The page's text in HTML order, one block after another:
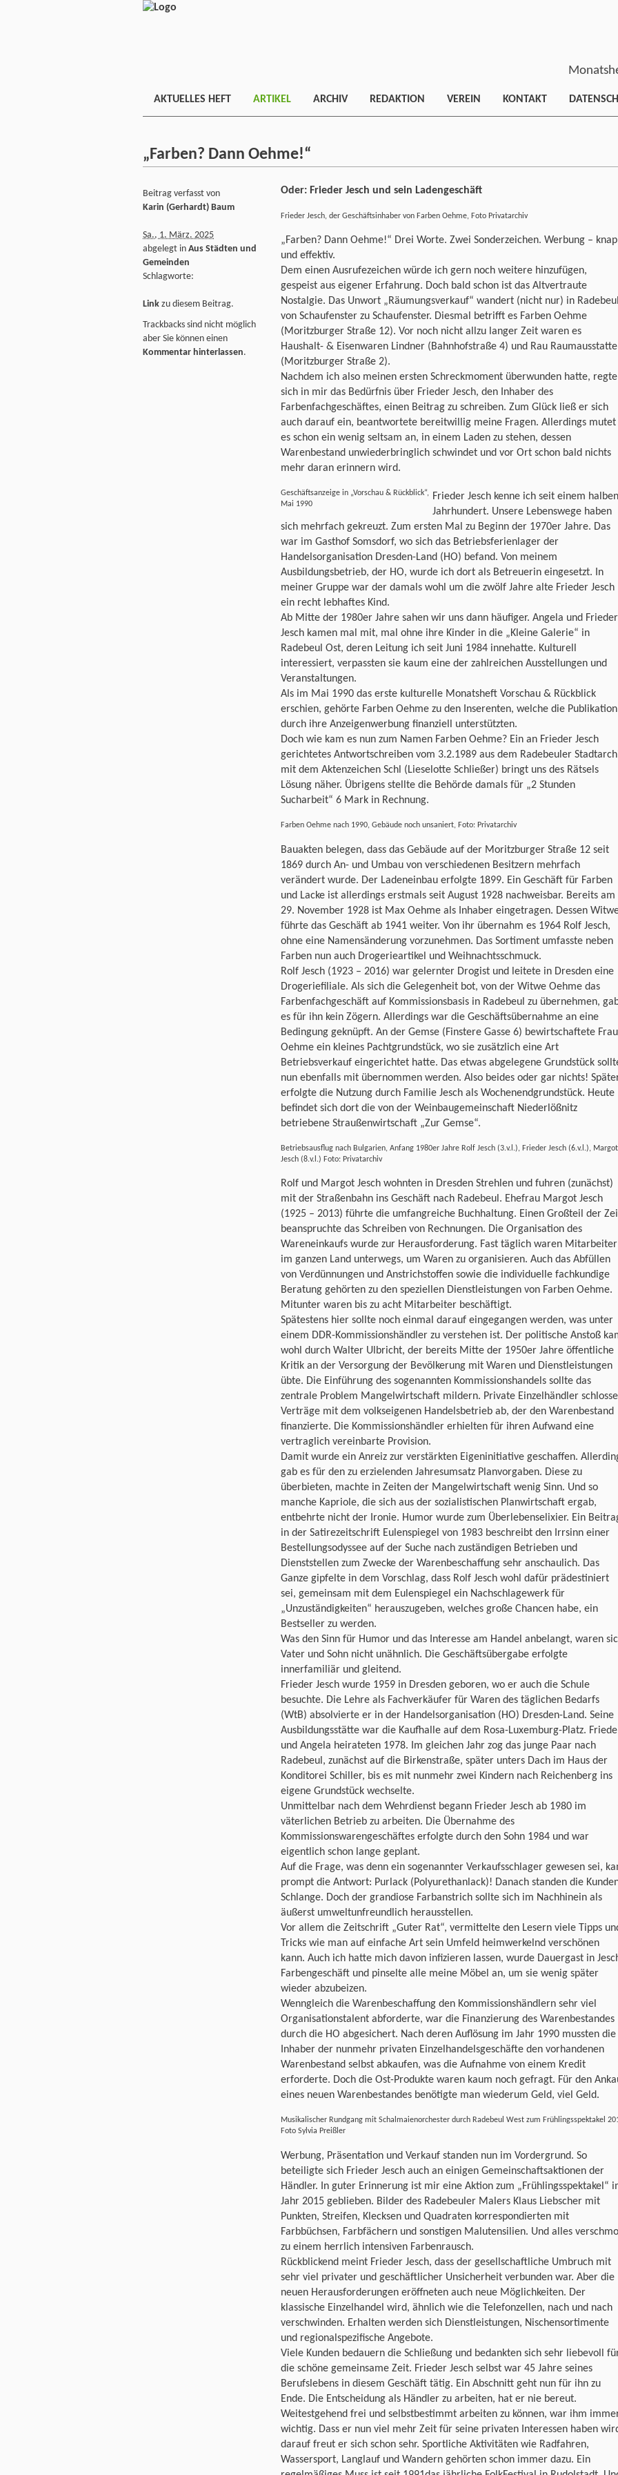
AKTUELLES HEFT ARTIKEL ARCHIV REDAKTION VEREIN KONTAKT
„Farben? Dann Oehme!“
Oder: Frieder Jesch und sein Ladengeschäft
Frieder Jesch, der Geschäftsinhaber von Farben Oehme, Foto Privatarchiv
„Farben? Dann Oehme!“ Drei Worte. Zwei Sonderzeichen. Werbung –
und effektiv.
Dem einen Ausrufezeichen würde ich gern noch weitere hinzufügen,
gespeist aus eigener Erfahrung. Doch bald schon ist das Altvertraute
Nostalgie. Das Unwort „Räumungsverkauf“ wandert (nicht nur) in
von Schaufenster zu Schaufenster. Diesmal betrifft es Farben Oehme
(Moritzburger Straße 12). Vor noch nicht allzu langer Zeit waren es
Haushalt- & Eisenwaren Lindner (Bahnhofstraße 4) und Rau
(Moritzburger Straße 2).
Nachdem ich also meinen ersten Schreckmoment überwunden hatte, regte
sich in mir das Bedürfnis über Frieder Jesch, den Inhaber des
Farbenfachgeschäftes, einen Beitrag zu schreiben. Zum Glück ließ er sich
auch darauf ein, beantwortete bereitwillig meine Fragen. Allerdings mutet
es schon ein wenig seltsam an, in einem Laden zu stehen, dessen
Warenbestand unwiederbringlich schwindet und vor Ort schon bald nichts
mehr daran erinnern wird.
Geschäftsanzeige in „Vorschau & Rückblick“,
Mai 1990
Frieder Jesch kenne ich seit einem halben
Jahrhundert. Unsere Lebenswege haben
sich mehrfach gekreuzt. Zum ersten Mal zu Beginn der 1970er Jahre. Das
war im Gasthof Somsdorf, wo sich das Betriebsferienlager der
Handelsorganisation Dresden-Land (HO) befand. Von meinem
Ausbildungsbetrieb, der HO, wurde ich dort als Betreuerin eingesetzt. In
meiner Gruppe war der damals wohl um die zwölf Jahre alte Frieder Jesch
ein recht lebhaftes Kind.
Ab Mitte der 1980er Jahre sahen wir uns dann häufiger. Angela und Frieder
Jesch kamen mal mit, mal ohne ihre Kinder in die „Kleine Galerie“ in
Radebeul Ost, deren Leitung ich seit Juni 1984 innehatte. Kulturell
interessiert, verpassten sie kaum eine der zahlreichen Ausstellungen und
Veranstaltungen.
Als im Mai 1990 das erste kulturelle Monatsheft Vorschau & Rückblick
erschien, gehörte Farben Oehme zu den Inserenten, welche die Publikation
durch ihre Anzeigenwerbung finanziell unterstützten.
Doch wie kam es nun zum Namen Farben Oehme? Ein an Frieder Jesch
gerichtetes Antwortschreiben vom 3.2.1989 aus dem Radebeuler
mit dem Aktenzeichen Schl (Lieselotte Schließer) bringt uns des Rätsels
Lösung näher. Übrigens stellte die Behörde damals für „2 Stunden
Sucharbeit“ 6 Mark in Rechnung.
Farben Oehme nach 1990, Gebäude noch unsaniert, Foto: Privatarchiv
Bauakten belegen, dass das Gebäude auf der Moritzburger Straße 12 seit
1869 durch An- und Umbau von verschiedenen Besitzern mehrfach
verändert wurde. Der Ladeneinbau erfolgte 1899. Ein Geschäft für Farben
und Lacke ist allerdings erstmals seit August 1928 nachweisbar. Bereits am
29. November 1928 ist Max Oehme als Inhaber eingetragen. Dessen
führte das Geschäft ab 1941 weiter. Von ihr übernahm es 1964 Rolf Jesch,
ohne eine Namensänderung vorzunehmen. Das Sortiment umfasste neben
Farben nun auch Drogerieartikel und Weihnachtsschmuck.
Rolf Jesch (1923 – 2016) war gelernter Drogist und leitete in Dresden eine
Drogeriefiliale. Als sich die Gelegenheit bot, von der Witwe Oehme das
Farbenfachgeschäft auf Kommissionsbasis in Radebeul zu übernehmen,
es für ihn kein Zögern. Allerdings war die Geschäftsübernahme an eine
Bedingung geknüpft. An der Gemse (Finstere Gasse 6) bewirtschaftete Frau
Oehme ein kleines Pachtgrundstück, wo sie zusätzlich eine Art
Betriebsverkauf eingerichtet hatte. Das etwas abgelegene Grundstück
nun ebenfalls mit übernommen werden. Also beides oder gar nichts!
erfolgte die Nutzung durch Familie Jesch als Wochenendgrundstück. Heute
befindet sich dort die von der Weinbaugemeinschaft Niederlößnitz
betriebene Straußenwirtschaft „Zur Gemse“.
Betriebsausflug nach Bulgarien, Anfang 1980er Jahre Rolf Jesch (3.v.l.), Frieder Jesch (6.v.l.), Margot
Jesch (8.v.l.) Foto: Privatarchiv
Rolf und Margot Jesch wohnten in Dresden Strehlen und fuhren (zunächst)
mit der Straßenbahn ins Geschäft nach Radebeul. Ehefrau Margot Jesch
(1925 – 2013) führte die umfangreiche Buchhaltung. Einen Großteil der
beanspruchte das Schreiben von Rechnungen. Die Organisation des
Wareneinkaufs wurde zur Herausforderung. Fast täglich waren Mitarbeiter
im ganzen Land unterwegs, um Waren zu organisieren. Auch das Abfüllen
von Verdünnungen und Anstrichstoffen sowie die individuelle fachkundige
Beratung gehörten zu den speziellen Dienstleistungen von Farben Oehme.
Mitunter waren bis zu acht Mitarbeiter beschäftigt.
Spätestens hier sollte noch einmal darauf eingegangen werden, was unter
einem DDR-Kommissionshändler zu verstehen ist. Der politische Anstoß
wohl durch Walter Ulbricht, der bereits Mitte der 1950er Jahre öffentliche
Kritik an der Versorgung der Bevölkerung mit Waren und Dienstleistungen
übte. Die Einführung des sogenannten Kommissionshandels sollte das
zentrale Problem Mangelwirtschaft mildern. Private Einzelhändler
Verträge mit dem volkseigenen Handelsbetrieb ab, der den Warenbestand
finanzierte. Die Kommissionshändler erhielten für ihren Aufwand eine
vertraglich vereinbarte Provision.
Damit wurde ein Anreiz zur verstärkten Eigeninitiative geschaffen.
gab es für den zu erzielenden Jahresumsatz Planvorgaben. Diese zu
überbieten, machte in Zeiten der Mangelwirtschaft wenig Sinn. Und so
manche Kapriole, die sich aus der sozialistischen Planwirtschaft ergab,
entbehrte nicht der Ironie. Humor wurde zum Überlebenselixier. Ein
in der Satirezeitschrift Eulenspiegel von 1983 beschreibt den Irrsinn einer
Bestellungsodyssee auf der Suche nach zuständigen Betrieben und
Dienststellen zum Zwecke der Warenbeschaffung sehr anschaulich. Das
Ganze gipfelte in dem Vorschlag, dass Rolf Jesch wohl dafür prädestiniert
sei, gemeinsam mit dem Eulenspiegel ein Nachschlagewerk für
„Unzuständigkeiten“ herauszugeben, welches große Chancen habe, ein
Bestseller zu werden.
Was den Sinn für Humor und das Interesse am Handel anbelangt, waren
Vater und Sohn nicht unähnlich. Die Geschäftsübergabe erfolgte
innerfamiliär und gleitend.
Frieder Jesch wurde 1959 in Dresden geboren, wo er auch die Schule
besuchte. Die Lehre als Fachverkäufer für Waren des täglichen Bedarfs
(WtB) absolvierte er in der Handelsorganisation (HO) Dresden-Land. Seine
Ausbildungsstätte war die Kaufhalle auf dem Rosa-Luxemburg-Platz.
und Angela heirateten 1978. Im gleichen Jahr zog das junge Paar nach
Radebeul, zunächst auf die Birkenstraße, später unters Dach im Haus der
Konditorei Schiller, bis es mit nunmehr zwei Kindern nach Reichenberg ins
eigene Grundstück wechselte.
Unmittelbar nach dem Wehrdienst begann Frieder Jesch ab 1980 im
väterlichen Betrieb zu arbeiten. Die Übernahme des
Kommissionswarengeschäftes erfolgte durch den Sohn 1984 und war
eigentlich schon lange geplant.
Auf die Frage, was denn ein sogenannter Verkaufsschlager gewesen sei,
prompt die Antwort: Purlack (Polyurethanlack)! Danach standen die
Schlange. Doch der grandiose Farbanstrich sollte sich im Nachhinein als
äußerst umweltunfreundlich herausstellen.
Vor allem die Zeitschrift „Guter Rat“, vermittelte den Lesern viele Tipps
Tricks wie man auf einfache Art sein Umfeld heimwerkelnd verschönen
kann. Auch ich hatte mich davon infizieren lassen, wurde Dauergast in
Farbengeschäft und pinselte alle meine Möbel an, um sie wenig später
wieder abzubeizen.
Wenngleich die Warenbeschaffung den Kommissionshändlern sehr viel
Organisationstalent abforderte, war die Finanzierung des Warenbestandes
durch die HO abgesichert. Nach deren Auflösung im Jahr 1990 mussten die
Inhaber der nunmehr privaten Einzelhandelsgeschäfte den vorhandenen
Warenbestand selbst abkaufen, was die Aufnahme von einem Kredit
erforderte. Doch die Ost-Produkte waren kaum noch gefragt. Für den
eines neuen Warenbestandes benötigte man wiederum Geld, viel Geld.
Musikalischer Rundgang mit Schalmaienorchester durch Radebeul West zum Frühlingsspektakel
Foto Sylvia Preißler
Werbung, Präsentation und Verkauf standen nun im Vordergrund. So
beteiligte sich Frieder Jesch auch an einigen Gemeinschaftsaktionen der
Händler. In guter Erinnerung ist mir eine Aktion zum „Frühlingsspektakel“
Jahr 2015 geblieben. Bilder des Radebeuler Malers Klaus Liebscher mit
Punkten, Streifen, Klecksen und Quadraten korrespondierten mit
Farbbüchsen, Farbfächern und sonstigen Malutensilien. Und alles
zu einem herrlich intensiven Farbenrausch.
Rückblickend meint Frieder Jesch, dass der gesellschaftliche Umbruch mit
sehr viel privater und geschäftlicher Unsicherheit verbunden war. Aber die
neuen Herausforderungen eröffneten auch neue Möglichkeiten. Der
klassische Einzelhandel wird, ähnlich wie die Telefonzellen, nach und nach
verschwinden. Erhalten werden sich Dienstleistungen, Nischensortimente
und regionalspezifische Angebote.
Viele Kunden bedauern die Schließung und bedankten sich sehr liebevoll
die schöne gemeinsame Zeit. Frieder Jesch selbst war 45 Jahre seines
Berufslebens in diesem Geschäft tätig. Ein Abschnitt geht nun für ihn zu
Ende. Die Entscheidung als Händler zu arbeiten, hat er nie bereut.
Weitestgehend frei und selbstbestimmt arbeiten zu können, war ihm
wichtig. Dass er nun viel mehr Zeit für seine privaten Interessen haben
darauf freut er sich schon sehr. Sportliche Aktivitäten wie Radfahren,
Wassersport, Langlauf und Wandern gehörten schon immer dazu. Ein
Beitrag verfasst von
Karin (Gerhardt) Baum
Sa., 1. März. 2025
abgelegt in Aus Städten und
Gemeinden
Schlagworte:
Link zu diesem Beitrag.
Trackbacks sind nicht möglich
aber Sie können einen
Kommentar hinterlassen.